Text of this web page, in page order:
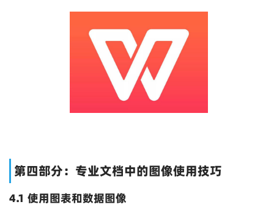
第四部分：专业文档中的图像使用技巧
4.1 使用图表和数据图像